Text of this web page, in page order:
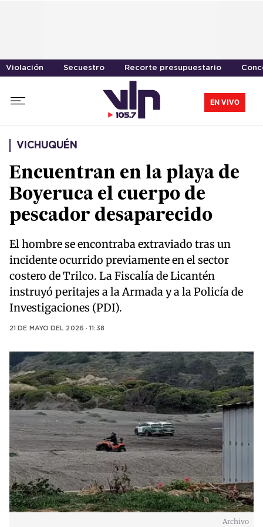
Violación Secuestro Recorte presupuestario
EN VIVO
VICHUQUÉN
Encuentran en la playa de
Boyeruca el cuerpo de
pescador desaparecido
El hombre se encontraba extraviado tras un
incidente ocurrido previamente en el sector
costero de Trilco. La Fiscalía de Licantén
instruyó peritajes a la Armada y a la Policía de
Investigaciones (PDI).
21 DE MAYO DEL 2026 · 11:38
Archivo